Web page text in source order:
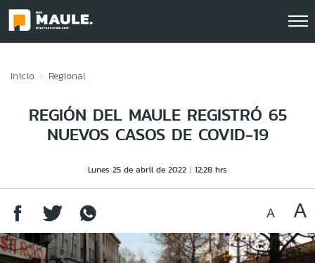
Inicio Regional
REGIÓN DEL MAULE REGISTRÓ 65
NUEVOS CASOS DE COVID-19
Lunes 25 de abril de 2022 12:28 hrs